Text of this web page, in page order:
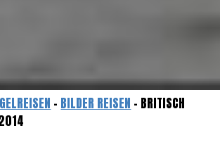
- BILDER REISEN - BRITISCH